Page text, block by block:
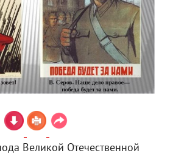
Великой Отечественной